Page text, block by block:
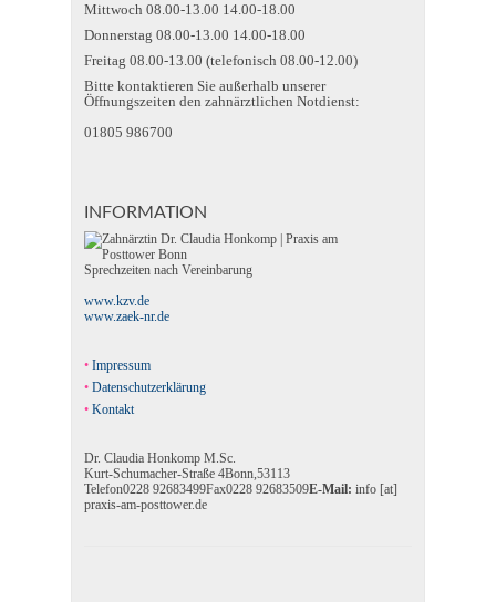
Mittwoch 08.00-13.00 14.00-18.00
Donnerstag 08.00-13.00 14.00-18.00
Freitag 08.00-13.00 (telefonisch 08.00-12.00)
Bitte kontaktieren Sie außerhalb unserer
Öffnungszeiten den zahnärztlichen Notdienst:
01805 986700
INFORMATION
Sprechzeiten nach Vereinbarung
www.kzv.de
www.zaek-nr.de
Impressum
Datenschutzerklärung
Kontakt
Dr. Claudia Honkomp M.Sc.
Kurt-Schumacher-Straße 4Bonn,53113
Telefon0228 92683499Fax0228 92683509E-Mail: info [at]
praxis-am-posttower.de